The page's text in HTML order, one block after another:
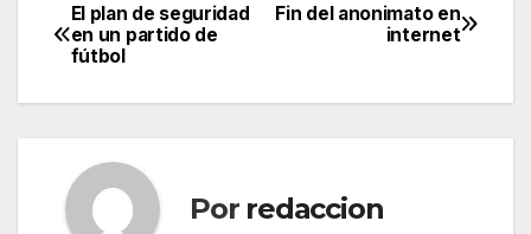
Navegación
de
Fin del anonimato en
internet
El plan de seguridad
en un partido de
fútbol
Por redaccion